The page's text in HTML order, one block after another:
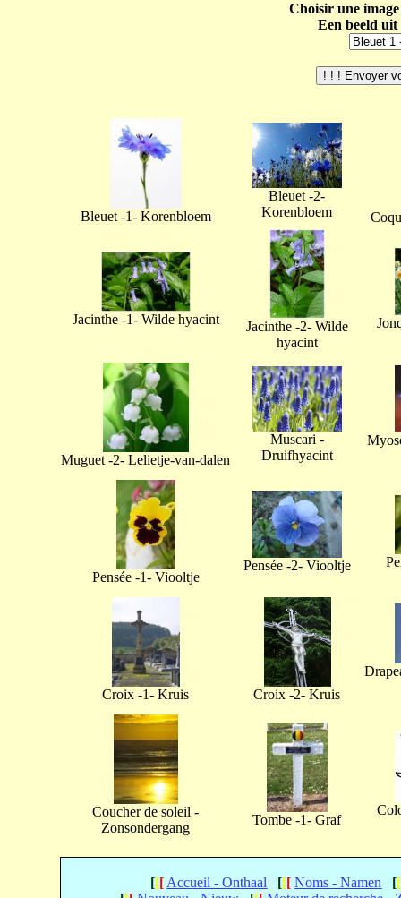
Choisir une
Een beeld
Bleuet -1- Korenbloem
Bleuet -2-
Korenbloem
Jacinthe -1- Wilde hyacint
Jacinthe -2- Wilde
hyacint
Muguet -2- Lelietje-van-dalen
Muscari -
Druifhyacint
Pensée -1- Viooltje
Pensée -2- Viooltje
Croix -1- Kruis Croix -2- Kruis
Coucher de soleil -
Zonsondergang
Tombe -1- Graf
[[[ Accueil - Onthaal [[[ Noms - Namen [[